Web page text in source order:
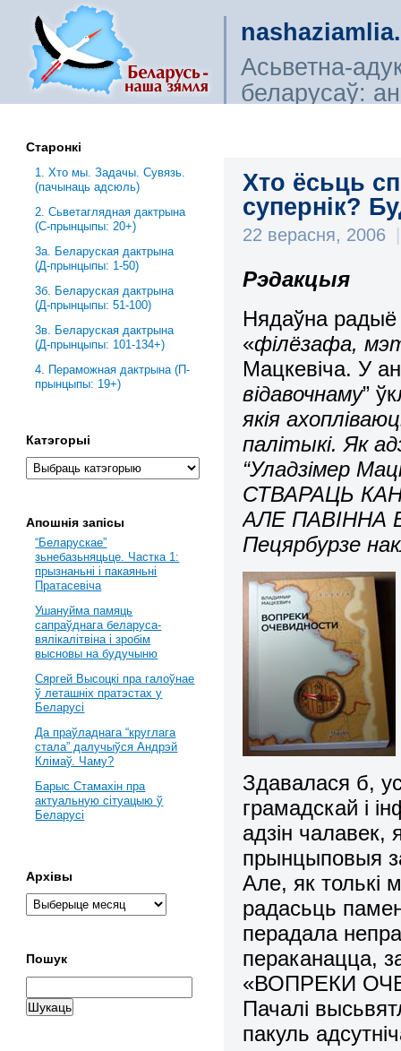
Асьветна-
беларусаў:
Хто ёсьць
супернік?
22 верасня, 2006 |
Рэдакцыя
Нядаўна
«філёзафа,
Мацкевіча. У
відавочнаму”
якія
палітыкі. Як
“Уладзімер
СТВАРАЦЬ
АЛЕ ПАВІННА
Пецярбурзе
Здавалася б,
грамадскай і
адзін
прынцыповыя
Але, як толькі
радасьць
перадала
пераканацца,
«ВОПРЕКИ
Пачалі
пакуль
Старонкі
1. Хто мы. Задачы. Сувязь.
(пачынаць адсюль)
2. Сьветаглядная дактрына
(С-прынцыпы: 20+)
3a. Беларуская дактрына
(Д-прынцыпы: 1-50)
3б. Беларуская дактрына
(Д-прынцыпы: 51-100)
3в. Беларуская дактрына
(Д-прынцыпы: 101-134+)
4. Пераможная дактрына (П-
прынцыпы: 19+)
Катэгорыі
Апошнія запісы
“Беларускае”
зьнебазьняцьце. Частка 1:
прызнаньні і пакаяньні
Пратасевіча
Ушануйма памяць
сапраўднага беларуса-
вялікалітвіна і зробім
высновы на будучыню
Сяргей Высоцкі пра галоўнае
ў леташніх пратэстах у
Беларусі
Да праўладнага “круглага
стала” далучыўся Андрэй
Клімаў. Чаму?
Барыс Стамахін пра
актуальную сітуацыю ў
Беларусі
Архівы
Пошук